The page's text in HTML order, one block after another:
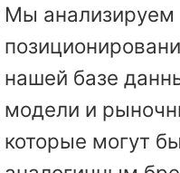
Мы анализируем
нашей базе
модели и
которые могут